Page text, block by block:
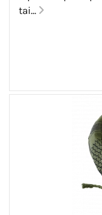
tai...